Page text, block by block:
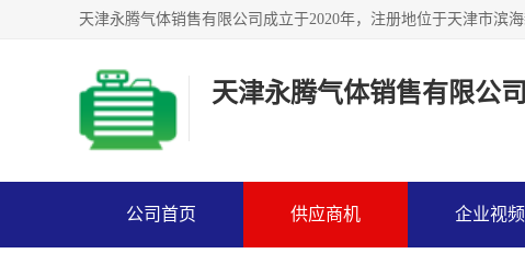
天津永腾气体销售有限公司
公司首页 供应商机 企业视频